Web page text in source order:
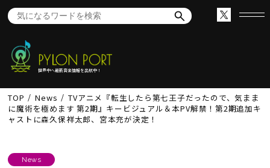
世界中へ最新音楽情報を出航中！
TOP News
TVアニメ『転生したら第七王子だったので、気まま
に魔術を極めます 第2期』キービジュアル＆本PV解禁！第2期追加キ
ャストに森久保祥太郎、宮本充が決定！
News